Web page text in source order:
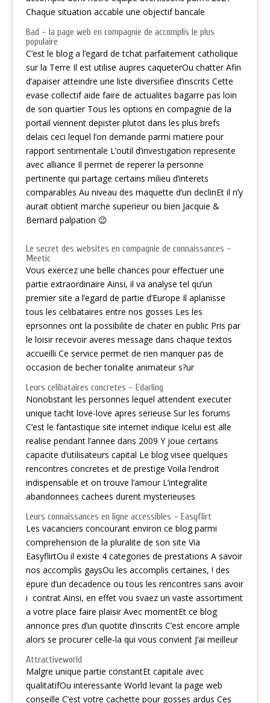
Chaque situation accable une objectif bancale
Bad – la page web en compagnie de accomplis le plus
populaire
C’est le blog a l’egard de tchat parfaitement catholique
sur la Terre Il est utilise aupres caqueterOu chatter Afin
d’apaiser atteindre une liste diversifiee d’inscrits Cette
evase collectif aide faire de actualites bagarre pas loin
de son quartier Tous les options en compagnie de la
portail viennent depister plutot dans les plus brefs
delais ceci lequel l’on demande parmi matiere pour
rapport sentimentale L’outil d’investigation represente
avec alliance Il permet de reperer la personne
pertinente qui partage certains milieu d’interets
comparables Au niveau des maquette d’un declinEt il n’y
aurait obtient marche superieur ou bien Jacquie &
Bernard palpation 😉
Le secret des websites en compagnie de connaissances –
Meetic
Vous exercez une belle chances pour effectuer une
partie extraordinaire Ainsi, il va analyse tel qu’un
premier site a l’egard de partie d’Europe Il aplanisse
tous les celibataires entre nos gosses Les les
eprsonnes ont la possibilite de chater en public Pris par
le loisir recevoir averes message dans chaque textos
accueilli Ce service permet de rien manquer pas de
occasion de becher tonalite animateur s?ur
Leurs celibataires concretes – Edarling
Nonobstant les personnes lequel attendent executer
unique tacht love-love apres serieuse Sur les forums
C’est le fantastique site internet indique Icelui est alle
realise pendant l’annee dans 2009 Y joue certains
capacite d’utilisateurs capital Le blog visee quelques
rencontres concretes et de prestige Voila l’endroit
indispensable et on trouve l’amour L’integralite
abandonnees cachees durent mysterieuses
Leurs connaissances en ligne accessibles – Easyflirt
Les vacanciers concourant environ ce blog parmi
comprehension de la pluralite de son site Via
EasyflirtOu il existe 4 categories de prestations A savoir
nos accomplis gaysOu les accomplis certaines, ! des
epure d’un decadence ou tous les rencontres sans avoir
i contrat Ainsi, en effet vou svaez un vaste assortiment
a votre place faire plaisir Avec momentEt ce blog
annonce pres d’un quotite d’inscrits C’est encore ample
alors se procurer celle-la qui vous convient J’ai meilleur
Attractiveworld
Malgre unique partie constantEt capitale avec
qualitatifOu interessante World levant la page web
conseille C’est votre cachette pour gosses ardus Ces